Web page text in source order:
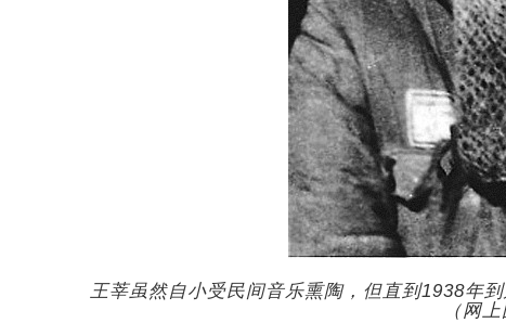
王莘虽然自小受民间音乐熏陶，但直到1938年
（网